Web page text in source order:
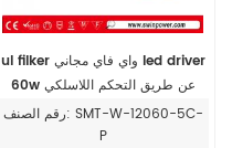
ul filker واي فاي مجاني led driver
60w عن طريق التحكم اللاسلكي
رقم الصنف: SMT-W-12060-5C-
P